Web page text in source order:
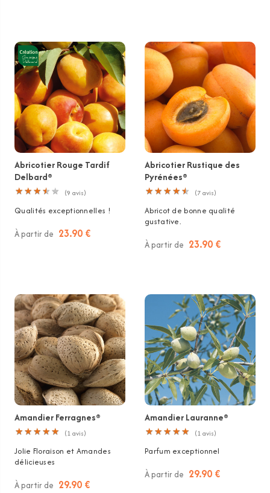
Abricotier Rouge Tardif
Delbard®
★ ★ ★ ★ ★
★ ★ ★ ★ ★ (9 avis)
Qualités exceptionnelles !
À partir de 23.90 €
Abricotier Rustique des
Pyrénées®
★ ★ ★ ★ ★
★ ★ ★ ★ ★ (7avis)
Abricot de bonne qualité
gustative.
À partir de 23.90 €
Amandier Ferragnes®
★ ★ ★ ★ ★
★ ★ ★ ★ ★ (1avis)
Jolie Floraison et Amandes
délicieuses
À partir de 29.90 €
Amandier Lauranne®
★ ★ ★ ★ ★
★ ★ ★ ★ ★ (1avis)
Parfum exceptionnel
À partir de 29.90 €